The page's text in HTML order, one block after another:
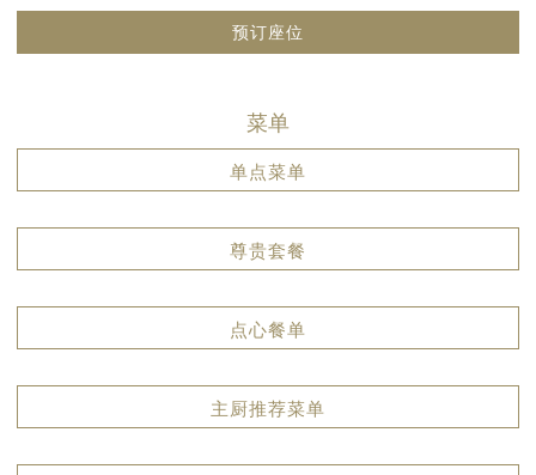
预订座位
菜单
单点菜单
尊贵套餐
点心餐单
主厨推荐菜单